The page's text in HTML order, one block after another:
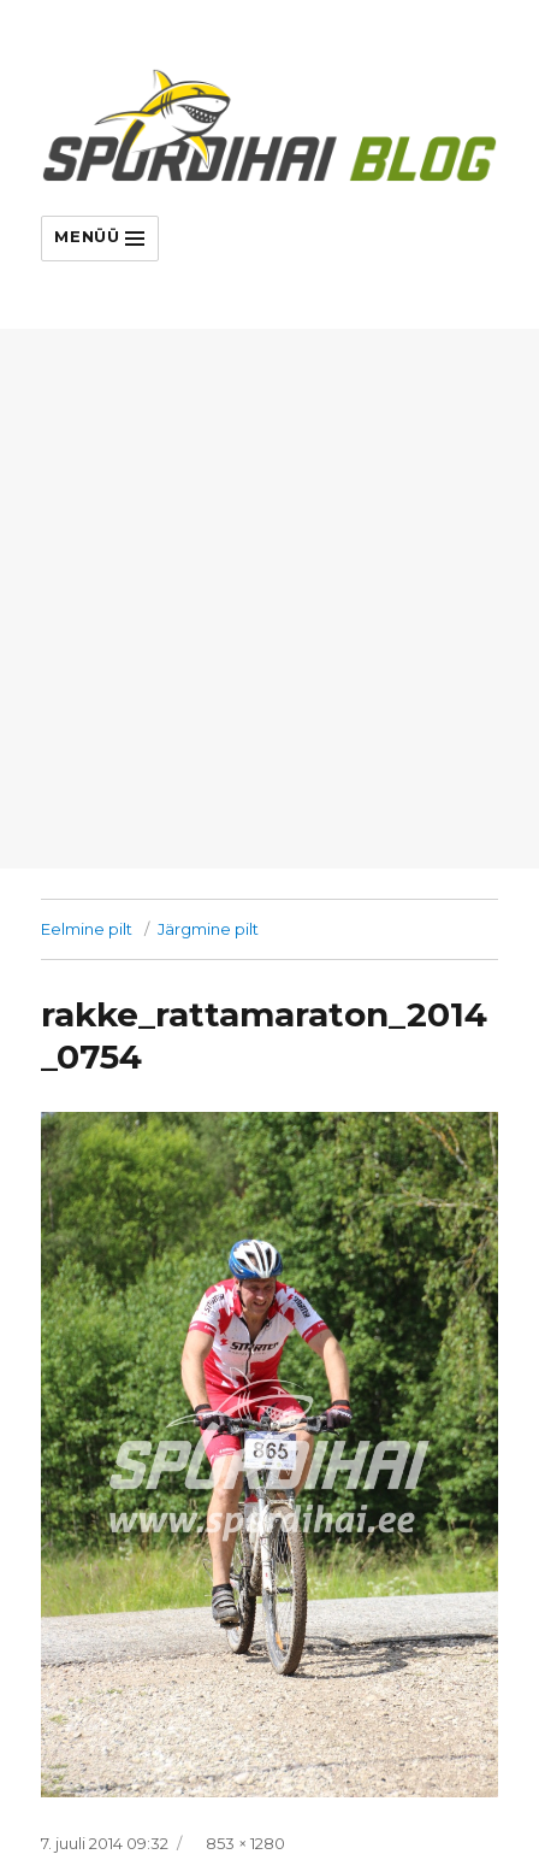
MENÜÜ
Eelmine pilt Järgmine pilt
rakke_rattamaraton_2014
_0754
Postitatud
7. juuli 2014 09:32 Täissuurus
853 × 1280